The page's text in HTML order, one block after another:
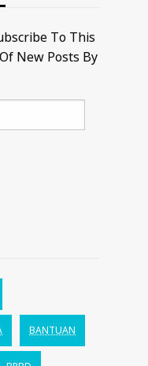
To This
New Posts By
BANTUAN